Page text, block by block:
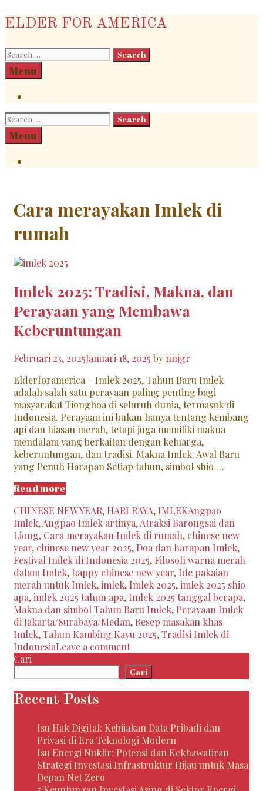
Skip
content
ELDER FOR AMERICA
Search
for:
Search
Menu
Search
for:
Search
Menu
Cara merayakan Imlek di
rumah
Imlek 2025: Tradisi, Makna, dan
Perayaan yang Membawa
Keberuntungan
Februari 23, 2025Januari 18, 2025 bynnjgr
Elderforamerica – Imlek 2025, Tahun Baru Imlek
adalah salah satu perayaan paling penting bagi
masyarakat Tionghoa di seluruh dunia, termasuk di
Indonesia. Perayaan ini bukan hanya tentang kembang
api dan hiasan merah, tetapi juga memiliki makna
mendalam yang berkaitan dengan keluarga,
keberuntungan, dan tradisi. Makna Imlek: Awal Baru
yang Penuh Harapan Setiap tahun, simbol shio …
Read more
Tradisi,
Makna,
dan
Perayaan
yang
Membawa
Keberuntungan
Categories
CHINESE NEW YEAR, HARI RAYA, IMLEKTags
Angpao
Imlek,Angpao Imlek artinya,Atraksi Barongsai dan
Liong, Cara merayakan Imlek di rumah, chinese new
year, chinese new year 2025, Doa dan harapan Imlek,
Festival Imlek di Indonesia 2025, Filosofi warna merah
dalam Imlek, happy chinese new year, Ide pakaian
merah untuk Imlek,imlek, Imlek 2025,imlek 2025 shio
apa,imlek 2025 tahun apa, Imlek 2025 tanggal berapa,
Makna dan simbol Tahun Baru Imlek, Perayaan Imlek
di Jakarta/Surabaya/Medan, Resep masakan khas
Imlek,Tahun Kambing Kayu 2025,Tradisi Imlek di
IndonesiaLeave a comment
Cari
Cari
Recent Posts
Isu Hak Digital: Kebijakan Data Pribadi dan
Privasi di Era Teknologi Modern
Isu Energi Nuklir: Potensi dan Kekhawatiran
Strategi Investasi Infrastruktur Hijau untuk Masa
Depan Net Zero